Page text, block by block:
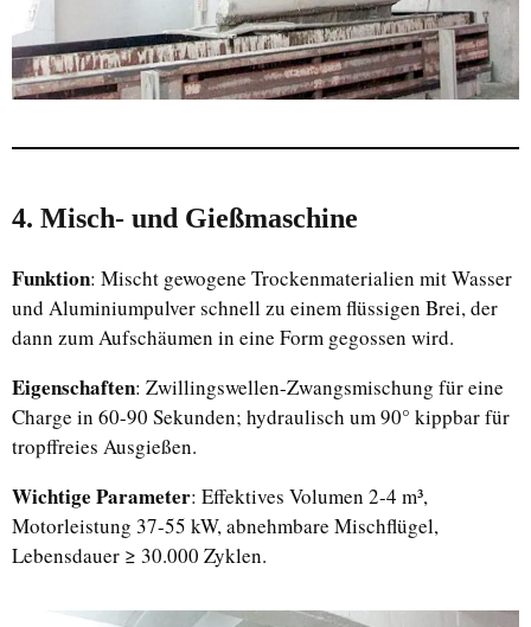
4. Misch- und Gießmaschine
Funktion: Mischt gewogene Trockenmaterialien mit Wasser
und Aluminiumpulver schnell zu einem flüssigen Brei, der
dann zum Aufschäumen in eine Form gegossen wird.
Eigenschaften: Zwillingswellen-Zwangsmischung für eine
Charge in 60-90 Sekunden; hydraulisch um 90° kippbar für
tropffreies Ausgießen.
Wichtige Parameter: Effektives Volumen 2-4 m³,
Motorleistung 37-55 kW, abnehmbare Mischflügel,
Lebensdauer ≥ 30.000 Zyklen.